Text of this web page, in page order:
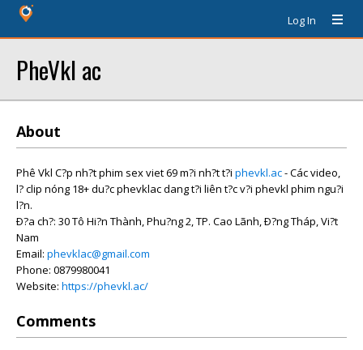
Log In
PheVkl ac
About
Phê Vkl C?p nh?t phim sex viet 69 m?i nh?t t?i phevkl.ac- Các video,
l? clip nóng 18+ du?c phevklac dang t?i liên t?c v?i phevkl phim ngu?i
l?n.
Ð?a ch?: 30 Tô Hi?n Thành, Phu?ng 2, TP. Cao Lãnh, Ð?ng Tháp, Vi?t
Nam
Email: phevklac@gmail.com
Phone: 0879980041
Website: https://phevkl.ac/
Comments